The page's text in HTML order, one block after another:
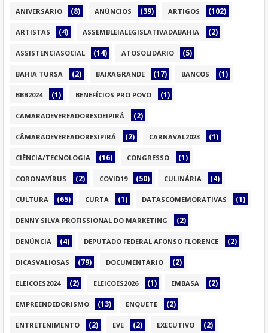
ANIVERSÁRIO (8) ANÚNCIOS (39) ARTIGOS (102)
ARTISTAS (4) ASSEMBLEIALEGISLATIVADABAHIA (2)
ASSISTENCIASOCIAL (14) ATOSOLIDÁRIO (5)
BAHIA TURSA (2) BAIXAGRANDE (17) BANCOS (1)
BBB2024 (1) BENEFÍCIOS PRO POVO (1)
CAMARADEVEREADORESDEIPIRÁ (2)
CÂMARADEVEREADORESIPIRÁ (2) CARNAVAL2023 (1)
CIÊNCIA/TECNOLOGIA (16) CONGRESSO (1)
CORONAVÍRUS (2) COVID19 (50) CULINÁRIA (4)
CULTURA (65) CURTA (1) DATASCOMEMORATIVAS (1)
DENNY SILVA PROFISSIONAL DO MARKETING (2)
DENÚNCIA (4) DEPUTADO FEDERAL AFONSO FLORENCE (2)
DICASVALIOSAS (79) DOCUMENTÁRIO (2)
ELEICOES2024 (2) ELEICOES2026 (1) EMBASA (2)
EMPREENDEDORISMO (13) ENQUETE (2)
ENTRETENIMENTO (2) EVE (2) EXECUTIVO (2)